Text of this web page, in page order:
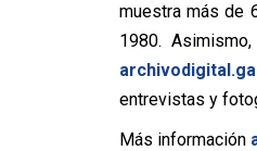
muestra más de
1980.
entrevistas y
Más información